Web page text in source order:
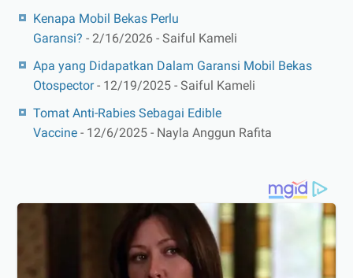
Kenapa Mobil Bekas Perlu
Garansi? - 2/16/2026 - Saiful Kameli
Apa yang Didapatkan Dalam Garansi Mobil Bekas
Otospector- 12/19/2025 - Saiful Kameli
Tomat Anti-Rabies Sebagai Edible
Vaccine - 12/6/2025 - Nayla Anggun Rafita